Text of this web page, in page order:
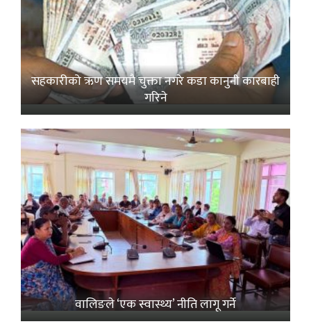
सहकारीको ऋण समयमै चुक्ता नगरे कडा कानुनी कारबाही
गरिने
वालिङले ‘एक स्वास्थ्य’ नीति लागू गर्ने